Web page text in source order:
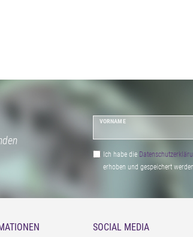
VORNAME
Ich habe die
erhoben und gespeichert
SOCIAL MEDIA